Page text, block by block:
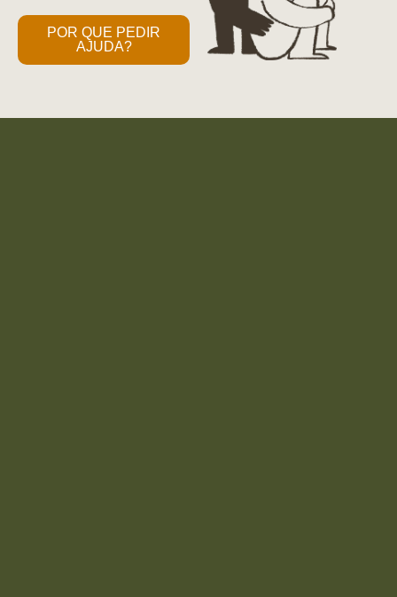
POR QUE PEDIR
AJUDA?